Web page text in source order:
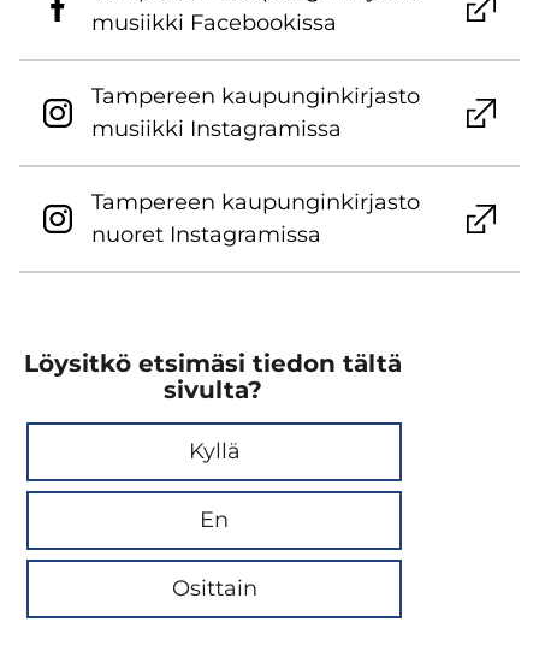
musiik­ki Face­boo­kis­sa
Tam­pe­reen kau­pun­gin­kir­jas­to
musiik­ki Ins­ta­gra­mis­sa
Tam­pe­reen kau­pun­gin­kir­jas­to
nuo­ret Ins­ta­gra­mis­sa
Löysitkö etsimäsi tiedon tältä
sivulta?
Kyllä
En
Osittain